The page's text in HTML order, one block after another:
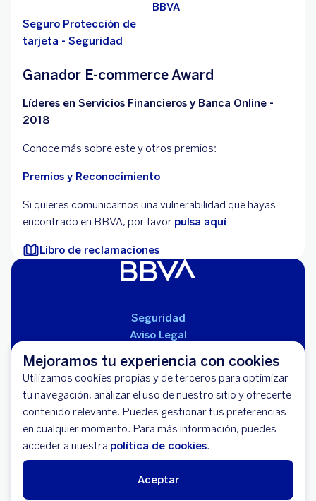
Mejoramos tu experiencia con cookies
Utilizamos cookies propias y de terceros para optimizar
tu navegación, analizar el uso de nuestro sitio y ofrecerte
contenido relevante. Puedes gestionar tus preferencias
en cualquier momento. Para más información, puedes
acceder a nuestra política de cookies.
Aceptar
BBVA
Seguro Protección de
tarjeta - Seguridad
Ganador E-commerce Award
Líderes en Servicios Financieros y Banca Online -
2018
Conoce más sobre este y otros premios:
Premios y Reconocimiento
Si quieres comunicarnos una vulnerabilidad que hayas
encontrado en BBVA, por favor pulsa aquí
Libro de reclamaciones
Seguridad
Aviso Legal
Mapa del Sitio
Libro de Reclamaciones
Llámanos (01) 595-0000
Banco BBVA Perú - RUC 20100130204
Av. República de Panamá 3055 - San Isidro